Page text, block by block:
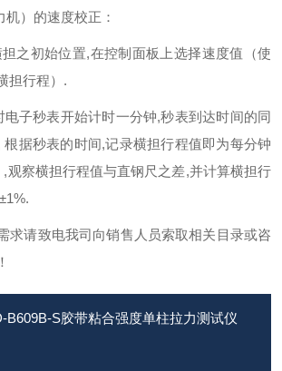
）的速度校正：
之初始位置,在控制面板上选择速度值（使
担行程）.
电子秒表开始计时一分钟,秒表到达时间的同
根据秒表的时间,记录横担行程值即为每分钟
观察横担行程值与直钢尺之差,并计算横担行
求请致电我司向销售人员索取相关目录或咨
B609B-S胶带粘合强度单柱拉力测试仪